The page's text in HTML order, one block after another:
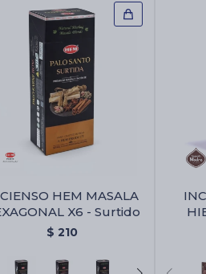
HEM MASALA
X6 - Surtido
$ 210